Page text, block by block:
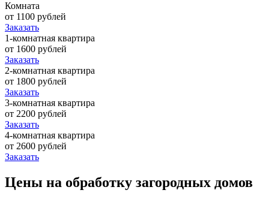
Комната
от 1100 рублей
Заказать
1-комнатная квартира
от 1600 рублей
Заказать
2-комнатная квартира
от 1800 рублей
Заказать
3-комнатная квартира
от 2200 рублей
Заказать
4-комнатная квартира
от 2600 рублей
Заказать
Цены на обработку загородных домов